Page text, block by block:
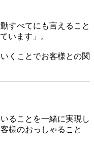
すべてにも言えること
います」。
くことでお客様との関
ることを一緒に実現し
様のおっしゃること